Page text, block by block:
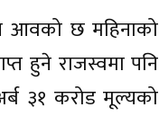
आवको छ महिनाको
हुने राजस्वमा पनि
३१ करोड मूल्यको